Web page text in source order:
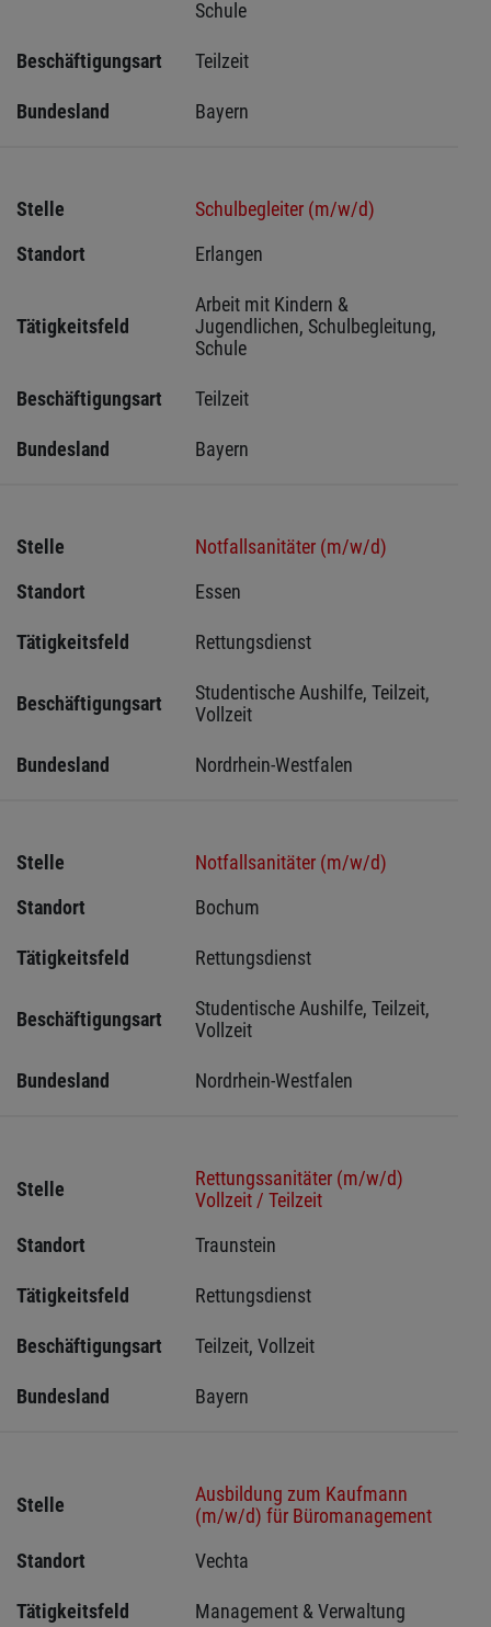
Schule
Beschäftigungsart Teilzeit
Bundesland Bayern
Stelle
Schulbegleiter (m/w/d)
Standort
Erlangen
Tätigkeitsfeld
Arbeit mit Kindern &
Jugendlichen, Schulbegleitung,
Schule
Beschäftigungsart Teilzeit
Bundesland Bayern
Stelle
Notfallsanitäter (m/w/d)
Standort
Essen
Tätigkeitsfeld Rettungsdienst
Beschäftigungsart
Studentische Aushilfe, Teilzeit,
Vollzeit
Bundesland Nordrhein-Westfalen
Stelle
Notfallsanitäter (m/w/d)
Standort
Bochum
Tätigkeitsfeld Rettungsdienst
Beschäftigungsart
Studentische Aushilfe, Teilzeit,
Vollzeit
Bundesland Nordrhein-Westfalen
Stelle
Rettungssanitäter (m/w/d)
Vollzeit / Teilzeit
Standort
Traunstein
Tätigkeitsfeld Rettungsdienst
Beschäftigungsart Teilzeit, Vollzeit
Bundesland Bayern
Stelle
Ausbildung zum Kaufmann
(m/w/d) für Büromanagement
Standort
Vechta
Tätigkeitsfeld Management & Verwaltung